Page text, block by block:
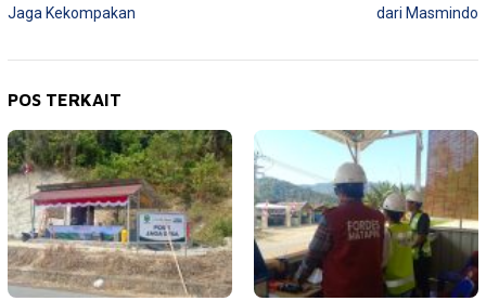
Jaga Kekompakan
dari Masmindo
POS TERKAIT